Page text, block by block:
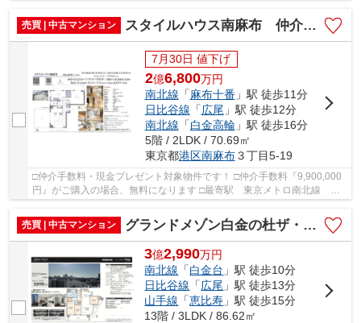
売買 | 中古マンション
スタイルハウス南麻布 仲介手数料無料＋100万円現金プレゼント中
7月30日 値下げ
2億6,800万円
南北線 「麻布十番 」駅 徒歩11分
日比谷線 「広尾 」駅 徒歩12分
南北線 「白金高輪 」駅 徒歩16分
5階 / 2LDK / 70.69㎡
東京都港区南麻布３丁目5-19
□仲介手数料・現金プレゼント対象物件です！ □仲介手数料『9,900,000
円』がご購入の場合、無料になります □最寄駅 東京メトロ南北線 麻
布十番駅 徒歩約11分 □リノベーション物件 □...
売買 | 中古マンション
グランドメゾン白金の杜ザ・タワー 仲介手数料無料＋100万円現金プレゼント中
3億2,990万円
南北線 「白金台 」駅 徒歩10分
日比谷線 「広尾 」駅 徒歩13分
山手線 「恵比寿 」駅 徒歩15分
13階 / 3LDK / 86.62㎡